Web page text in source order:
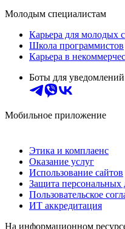
Молодым специалистам
Карьера для молодых
Школа программистов
Карьера в
Боты для уведомлений
Мобильное приложение
Этика и комплаенс
Оказание услуг
Использование сайтов
Защита персональных
Пользовательское
ИТ аккредитация
На информационном